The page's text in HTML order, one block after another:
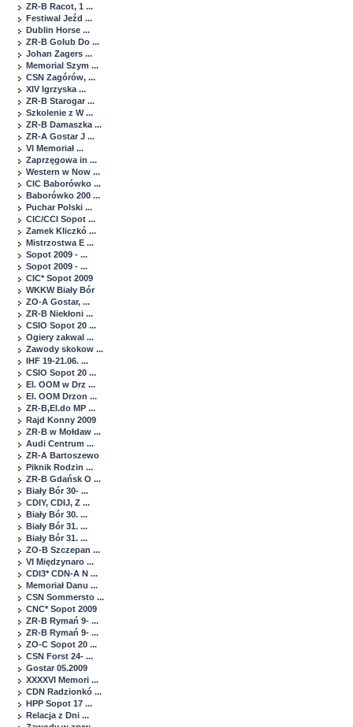
ZR-B Racot, 1 ...
Festiwal Jeźd ...
Dublin Horse ...
ZR-B Golub Do ...
Johan Zagers ...
Memorial Szym ...
CSN Zagórów, ...
XIV Igrzyska ...
ZR-B Starogar ...
Szkolenie z W ...
ZR-B Damaszka ...
ZR-A Gostar J ...
VI Memoriał ...
Zaprzęgowa in ...
Western w Now ...
CIC Baborówko ...
Baborówko 200 ...
Puchar Polski ...
CIC/CCI Sopot ...
Zamek Kliczkó ...
Mistrzostwa E ...
Sopot 2009 - ...
Sopot 2009 - ...
CIC* Sopot 2009
WKKW Biały Bór
ZO-A Gostar, ...
ZR-B Niekłoni ...
CSIO Sopot 20 ...
Ogiery zakwal ...
Zawody skokow ...
IHF 19-21.06. ...
CSIO Sopot 20 ...
El. OOM w Drz ...
El. OOM Drzon ...
ZR-B,El.do MP ...
Rajd Konny 2009
ZR-B w Mołdaw ...
Audi Centrum ...
ZR-A Bartoszewo
Piknik Rodzin ...
ZR-B Gdańsk O ...
Biały Bór 30- ...
CDIY, CDIJ, Z ...
Biały Bór 30. ...
Biały Bór 31. ...
Biały Bór 31. ...
ZO-B Szczepan ...
VI Międzynaro ...
CDI3* CDN-A N ...
Memoriał Danu ...
CSN Sommersto ...
CNC* Sopot 2009
ZR-B Rymań 9- ...
ZR-B Rymań 9- ...
ZO-C Sopot 20 ...
CSN Forst 24- ...
Gostar 05.2009
XXXXVI Memori ...
CDN Radzionkó ...
HPP Sopot 17 ...
Relacja z Dni ...